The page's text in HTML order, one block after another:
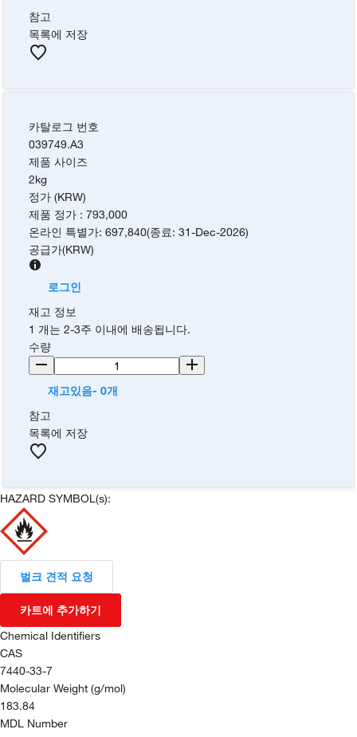
참고
목록에 저장
카탈로그 번호
039749.A3
제품 사이즈
2kg
정가 (KRW)
제품 정가 :793,000
온라인 특별가:697,840(종료:31-Dec-2026)
공급가(KRW)
로그인
재고 정보
1 개는 2-3주 이내에 배송됩니다.
수량
재고있음- 0개
참고
목록에 저장
HAZARD SYMBOL(s):
벌크 견적 요청
카트에 추가하기
Chemical Identifiers
CAS
7440-33-7
Molecular Weight (g/mol)
183.84
MDL Number